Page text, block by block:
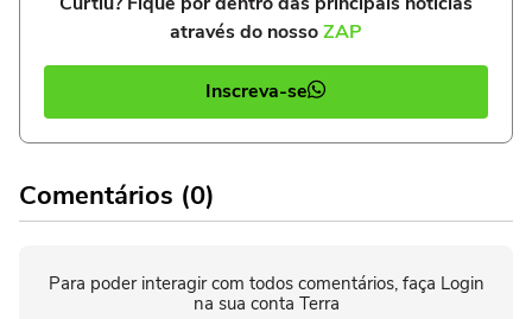
através do nossoZAP
Inscreva-se
Comentários (0)
Para poder interagir com todos comentários, faça Login
na sua conta Terra